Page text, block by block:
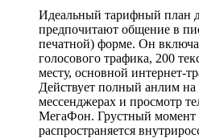
Идеальный тарифный план
предпочитают общение в
печатной) форме. Он
голосового трафика, 200
месту, основной интернет-
Действует полный анлим на
мессенджерах и просмотр
МегаФон. Грустный
распространяется